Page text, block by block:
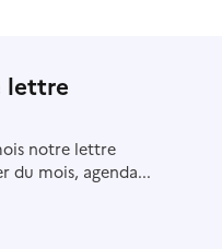
lettre
notre lettre
du mois, agenda...